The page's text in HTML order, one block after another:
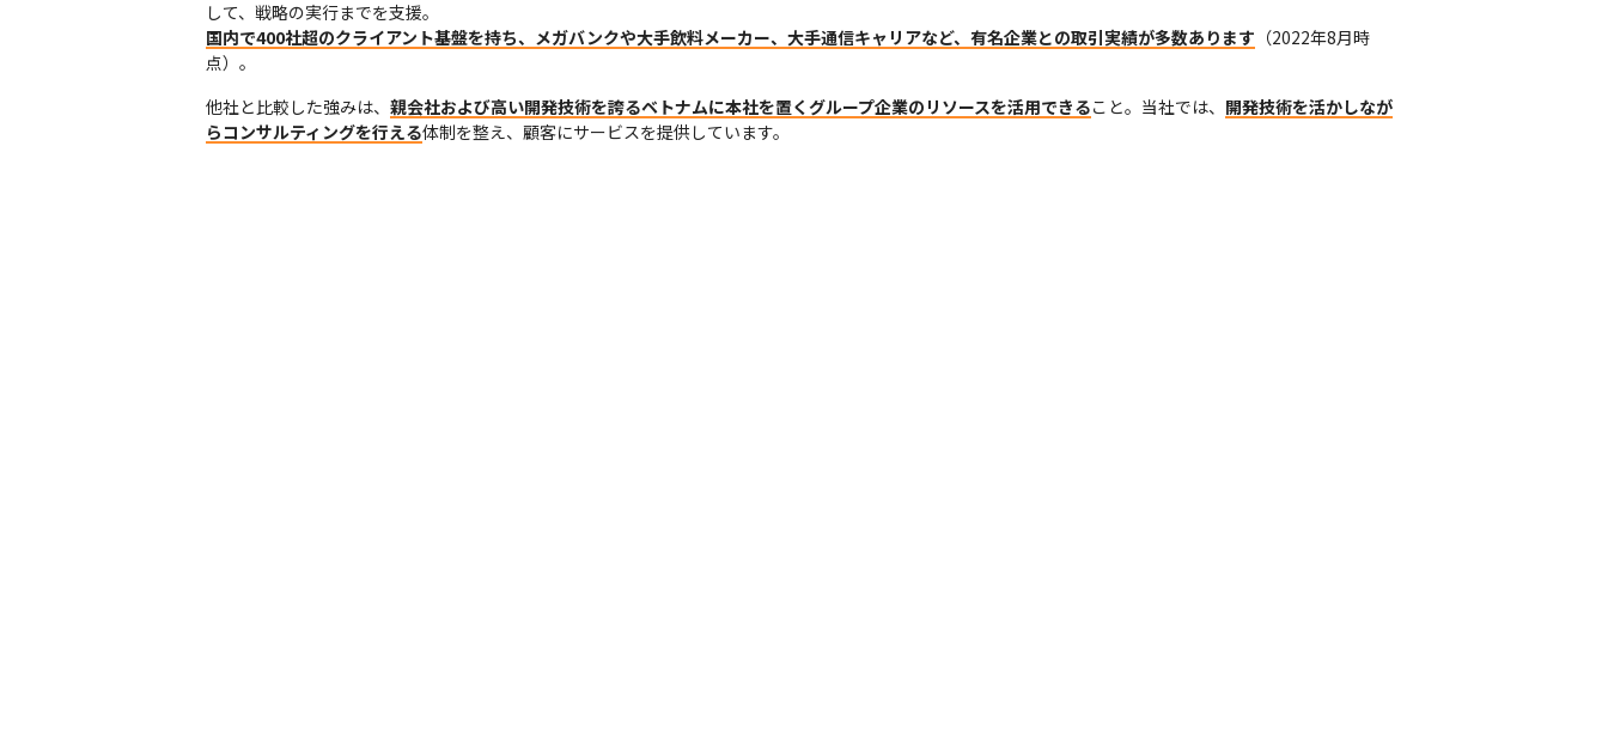
国内で400社超のクライアント基盤を持ち、メガバンクや大手飲料メーカー、大手通信キャリアなど、有名企業との取引実績が多数あります （2022年8月時
点）。
他社と比較した強みは、 親会社および高い開発技術を誇るベトナムに本社を置くグループ企業のリソースを活用できること。当社では、 開発技術を活かしなが
らコンサルティングを行える体制を整え、顧客にサービスを提供しています。